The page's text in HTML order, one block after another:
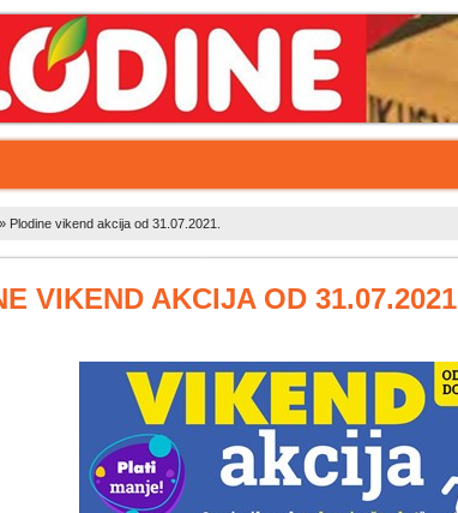
Plodine vikend akcija od 31.07.2021.
VIKEND AKCIJA OD